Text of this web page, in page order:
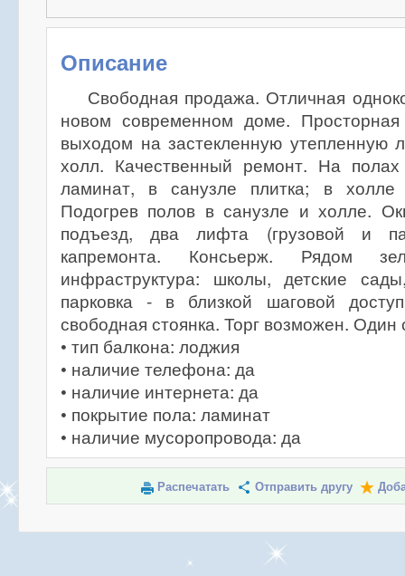
Описание
Свободная продажа. Отличная
новом современном доме.
выходом на застекленную утепленную
холл. Качественный ремонт. На
ламинат, в санузле плитка; в
Подогрев полов в санузле и холле.
подъезд, два лифта (грузовой и
капремонта. Консьерж. Рядом
инфраструктура: школы, детские
парковка - в близкой шаговой
свободная стоянка. Торг возможен. Один
• тип балкона: лоджия
• наличие телефона: да
• наличие интернета: да
• покрытие пола: ламинат
• наличие мусоропровода: да
Распечатать Отправить другу